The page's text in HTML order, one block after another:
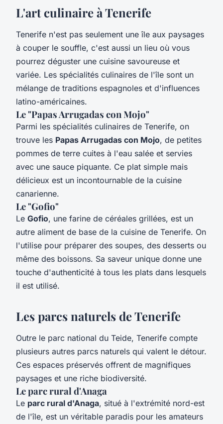
L'art culinaire à Tenerife
Tenerife n'est pas seulement une île aux paysages
à couper le souffle, c'est aussi un lieu où vous
pourrez déguster une cuisine savoureuse et
variée. Les spécialités culinaires de l'île sont un
mélange de traditions espagnoles et d'influences
latino-américaines.
Le "Papas Arrugadas con Mojo"
Parmi les spécialités culinaires de Tenerife, on
trouve les Papas Arrugadas con Mojo, de petites
pommes de terre cuites à l'eau salée et servies
avec une sauce piquante. Ce plat simple mais
délicieux est un incontournable de la cuisine
canarienne.
Le "Gofio"
Le Gofio, une farine de céréales grillées, est un
autre aliment de base de la cuisine de Tenerife. On
l'utilise pour préparer des soupes, des desserts ou
même des boissons. Sa saveur unique donne une
touche d'authenticité à tous les plats dans lesquels
il est utilisé.
Les parcs naturels de Tenerife
Outre le parc national du Teide, Tenerife compte
plusieurs autres parcs naturels qui valent le détour.
Ces espaces préservés offrent de magnifiques
paysages et une riche biodiversité.
Le parc rural d'Anaga
Le parc rural d'Anaga, situé à l'extrémité nord-est
de l'île, est un véritable paradis pour les amateurs